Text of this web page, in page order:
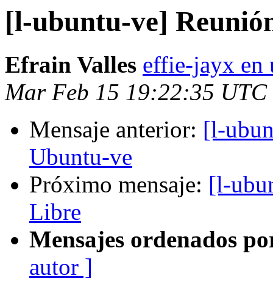
[l-ubuntu-ve]
Efrain Valles effie-jayx en
Mar Feb 15 19:22:35 UTC
Mensaje anterior: [l-
Ubuntu-ve
Próximo mensaje: [l-
Libre
Mensajes ordenados
autor ]